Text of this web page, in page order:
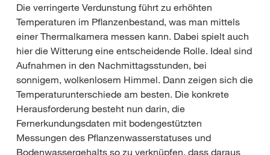
Die verringerte Verdunstung führt zu erhöhten
Temperaturen im Pflanzenbestand, was man mittels
einer Thermalkamera messen kann. Dabei spielt auch
hier die Witterung eine entscheidende Rolle. Ideal sind
Aufnahmen in den Nachmittagsstunden, bei
sonnigem, wolkenlosem Himmel. Dann zeigen sich die
Temperaturunterschiede am besten. Die konkrete
Herausforderung besteht nun darin, die
Fernerkundungsdaten mit bodengestützten
Messungen des Pflanzenwasserstatuses und
Bodenwassergehalts so zu verknüpfen, dass daraus